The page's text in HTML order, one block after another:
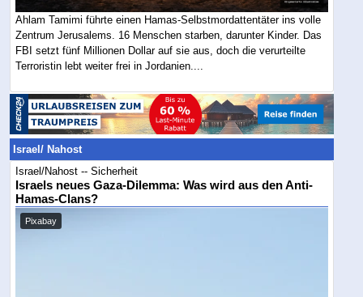
Ahlam Tamimi führte einen Hamas-Selbstmordattentäter ins volle
Zentrum Jerusalems. 16 Menschen starben, darunter Kinder. Das
FBI setzt fünf Millionen Dollar auf sie aus, doch die verurteilte
Terroristin lebt weiter frei in Jordanien....
Israel/ Nahost
Israel/Nahost -- Sicherheit
Israels neues Gaza-Dilemma: Was wird aus den Anti-
Hamas-Clans?
Pixabay